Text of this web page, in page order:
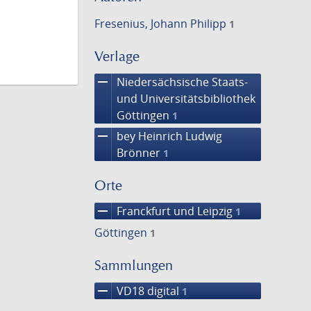
Fresenius, Johann Philipp 1
Verlage
remove
Niedersächsische Staats-
und Universitätsbibliothek
Göttingen 1
remove
bey Heinrich Ludwig
Brönner 1
Orte
remove Franckfurt und Leipzig 1
Göttingen 1
Sammlungen
remove VD18 digital 1